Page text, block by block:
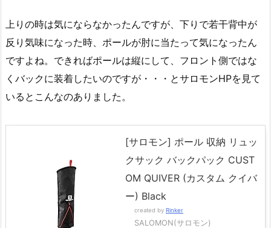
上りの時は気にならなかったんですが、下りで若干背中が
反り気味になった時、ポールが肘に当たって気になったん
ですよね。できればポールは縦にして、フロント側ではな
くバックに装着したいのですが・・・とサロモンHPを見て
いるとこんなのありました。
[サロモン] ポール 収納 リュッ
クサック バックパック CUST
OM QUIVER (カスタム クイバ
ー) Black
created by Rinker
SALOMON(サロモン)